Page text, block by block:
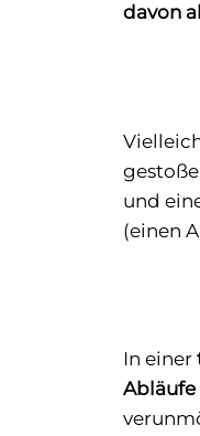
davon
und
(einen
In einer
Abläufe